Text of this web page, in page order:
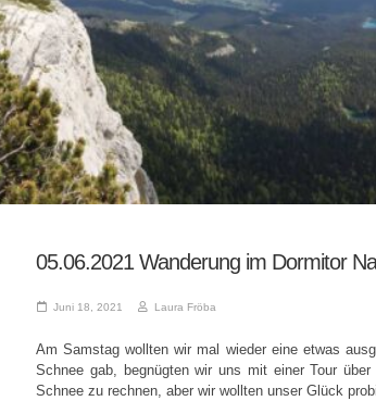
Fahrzeug
Koffer
Testfahrten
Erweiterungen
05.06.2021 Wanderung im Dormitor
Juni 18, 2021 Laura Fröba
Am Samstag wollten wir mal wieder eine etwas
Schnee gab, begnügten wir uns mit einer Tour
Schnee zu rechnen, aber wir wollten unser Glück